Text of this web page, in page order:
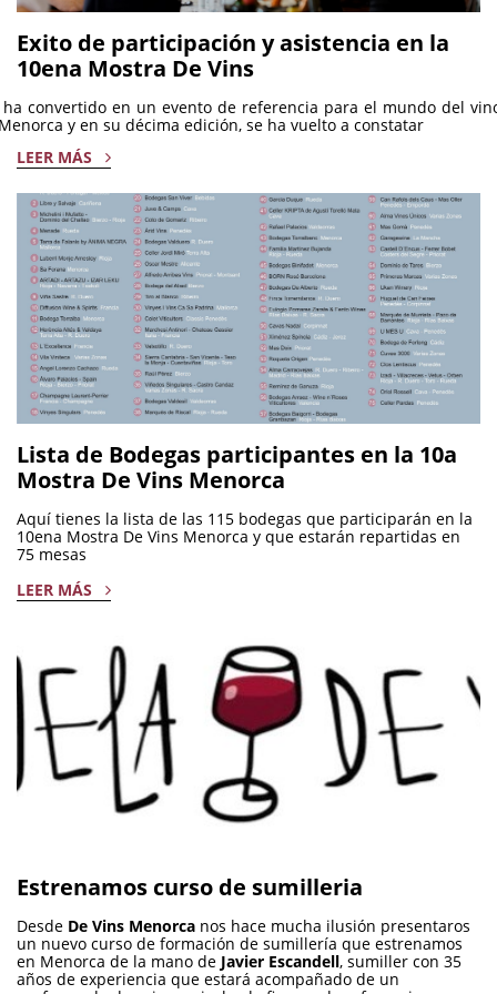
Exito de participación y asistencia en la
10ena Mostra De Vins
convertido en un evento de referencia para el mundo del
y en su décima edición, se ha vuelto a constatar
LEER MÁS
Lista de Bodegas participantes en la 10a
Mostra De Vins Menorca
Aquí tienes la lista de las 115 bodegas que participarán en la
10ena Mostra De Vins Menorca y que estarán repartidas en
75 mesas
LEER MÁS
Estrenamos curso de sumilleria
Desde De Vins Menorca nos hace mucha ilusión presentaros
un nuevo curso de formación de sumillería que estrenamos
en Menorca de la mano de Javier Escandell, sumiller con 35
años de experiencia que estará acompañado de un